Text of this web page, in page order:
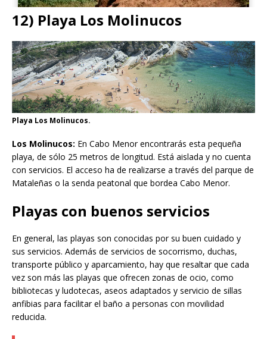
12) Playa Los Molinucos
Playa Los Molinucos.
Los Molinucos: En Cabo Menor encontrarás esta pequeña
playa, de sólo 25 metros de longitud. Está aislada y no cuenta
con servicios. El acceso ha de realizarse a través del parque de
Mataleñas o la senda peatonal que bordea Cabo Menor.
Playas con buenos servicios
En general, las playas son conocidas por su buen cuidado y
sus servicios. Además de servicios de socorrismo, duchas,
transporte público y aparcamiento, hay que resaltar que cada
vez son más las playas que ofrecen zonas de ocio, como
bibliotecas y ludotecas, aseos adaptados y servicio de sillas
anfibias para facilitar el baño a personas con movilidad
reducida.